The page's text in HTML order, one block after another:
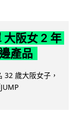
大阪女 2 年
產品
32 歲大阪女子，